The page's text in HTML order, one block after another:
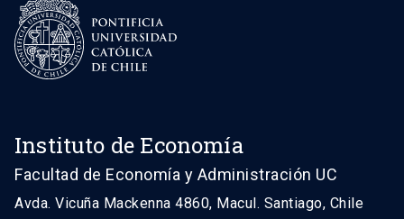
Instituto de Economía
Facultad de Economía y Administración UC
Avda. Vicuña Mackenna 4860, Macul. Santiago, Chile